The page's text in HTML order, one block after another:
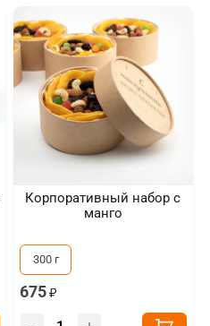
Корпоративный набор с
манго
300 г
675